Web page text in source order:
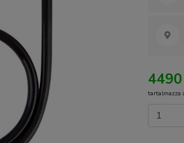
tartalmazza